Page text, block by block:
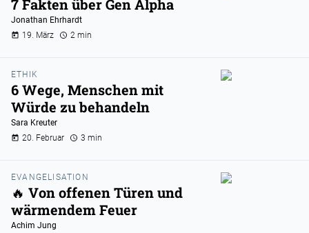
7 Fakten über Gen Alpha
Jonathan Ehrhardt
19. März
2 min
ETHIK
6 Wege, Menschen mit
Würde zu behandeln
Sara Kreuter
20. Februar
3 min
EVANGELISATION
🔥 Von offenen Türen und
wärmendem Feuer
Achim Jung